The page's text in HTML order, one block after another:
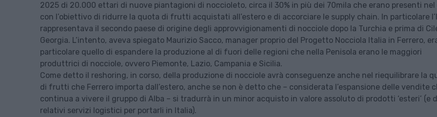
2025 di 20.000 ettari di nuove piantagioni di noccioleto, circa il 30% in più dei 70mila che erano presenti nel
con l’obiettivo di ridurre la quota di frutti acquistati all’estero e di accorciare le supply chain. In particolare
rappresentava il secondo paese di origine degli approvvigionamenti di nocciole dopo la Turchia e prima di
Georgia. L’intento, aveva spiegato Maurizio Sacco, manager proprio del Progetto Nocciola Italia in Ferrero,
particolare quello di espandere la produzione al di fuori delle regioni che nella Penisola erano le maggiori
produttrici di nocciole, ovvero Piemonte, Lazio, Campania e Sicilia.
Come detto il reshoring, in corso, della produzione di nocciole avrà conseguenze anche nel riequilibrare la
di frutti che Ferrero importa dall’estero, anche se non è detto che – considerata l’espansione delle vendite
continua a vivere il gruppo di Alba – si tradurrà in un minor acquisto in valore assoluto di prodotti ‘esteri’ (e
relativi servizi logistici per portarli in Italia).